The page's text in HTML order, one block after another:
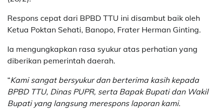
Respons cepat dari BPBD TTU ini disambut baik oleh
Ketua Poktan Sehati, Banopo, Frater Herman Ginting.
Ia mengungkapkan rasa syukur atas perhatian yang
diberikan pemerintah daerah.
“Kami sangat bersyukur dan berterima kasih kepada
BPBD TTU, Dinas PUPR, serta Bapak Bupati dan Wakil
Bupati yang langsung merespons laporan kami.